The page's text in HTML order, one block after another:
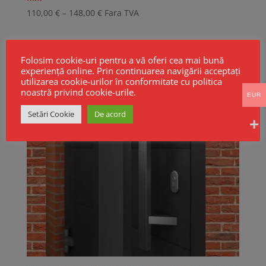
110,00 € – 148,00 €Interval
prețuri:
până
la
148,00 €
Fara TVA
Folosim cookie-uri pentru a vă oferi cea mai bună
experiență online. Prin continuarea navigării acceptați
utilizarea cookie-urilor în conformitate cu politica
noastră privind cookie-urile.
Setări Cookie De acord
EUR